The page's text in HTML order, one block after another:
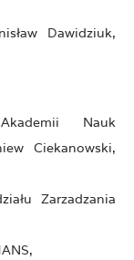
Dawidziuk,
Nauk
Ciekanowski,
Zarzadzania